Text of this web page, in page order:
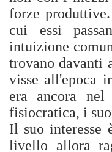
forze
cui essi
intuizione
trovano davanti
visse all'epoca
era ancora
fisiocratica, i
Il suo interesse
livello allora